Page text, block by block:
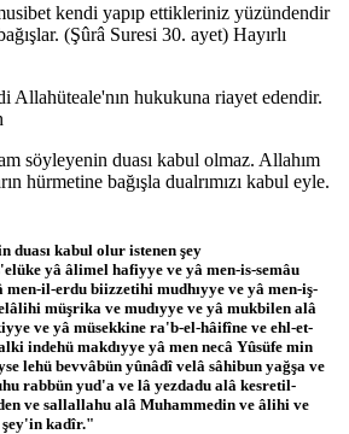
kendi yapıp ettikleriniz yüzündendir
(Şûrâ Suresi 30. ayet) Hayırlı
Allahüteale'nın hukukuna riayet edendir.
söyleyenin duası kabul olmaz. Allahım
hürmetine bağışla dualrımızı kabul eyle.
duası kabul olur istenen şey
yâ âlimel hafiyye ve yâ men-is-semâu
il-erdu biizzetihi mudhıyye ve yâ men-iş-
müşrika ve mudıyye ve yâ mukbilen alâ
ve yâ müsekkine ra'b-el-hâifîne ve ehl-et-
indehü makdıyye yâ men necâ Yûsüfe min
lehü bevvâbün yûnâdî velâ sâhibun yağşa ve
rabbün yud'a ve lâ yezdadu alâ kesretil-
ve sallallahu alâ Muhammedin ve âlihi ve
kadîr."